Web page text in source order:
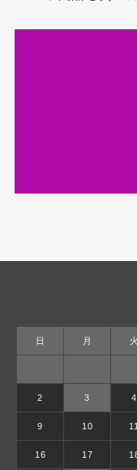
日 月 火
2 3 4
9 10 11
16 17